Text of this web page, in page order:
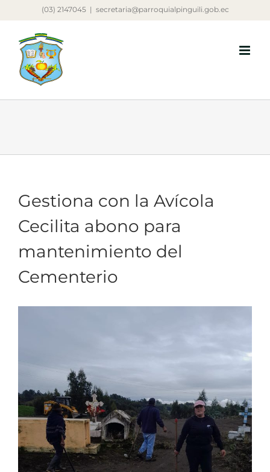
contenido
(03) 2147045 | secretaria@parroquialpinguili.gob.ec
Gestiona con la Avícola
Cecilita abono para
mantenimiento del
Cementerio